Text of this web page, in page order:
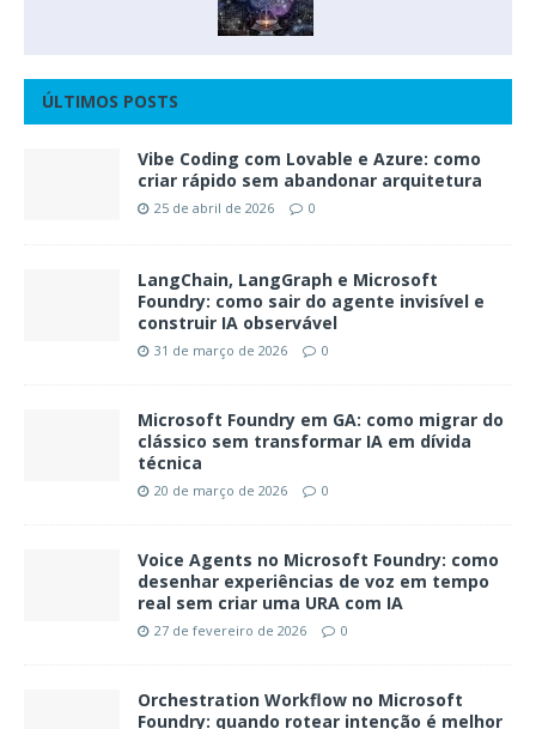
ÚLTIMOS POSTS
Vibe Coding com Lovable e Azure: como
criar rápido sem abandonar arquitetura
25 de abril de 2026 0
LangChain, LangGraph e Microsoft
Foundry: como sair do agente invisível e
construir IA observável
31 de março de 2026 0
Microsoft Foundry em GA: como migrar do
clássico sem transformar IA em dívida
técnica
20 de março de 2026 0
Voice Agents no Microsoft Foundry: como
desenhar experiências de voz em tempo
real sem criar uma URA com IA
27 de fevereiro de 2026 0
Orchestration Workflow no Microsoft
Foundry: quando rotear intenção é melhor